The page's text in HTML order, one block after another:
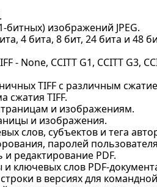
битных) изображений JPEG.
4 бита, 8 бит, 24 бита и 48
None, CCITT G1, CCITT G3,
TIFF с различным
сжатия TIFF.
и изображениям.
и изображения.
слов, субъектов и тега
паролей
редактирование PDF.
ключевых слов PDF-
в версиях для